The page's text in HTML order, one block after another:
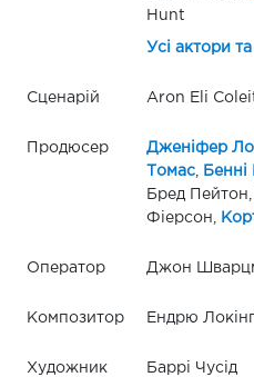
Hunt
Усі актори
Сценарій Aron Eli
Продюсер Дженіфер
Томас, Бенні
Бред
Фіерсон,
Оператор Джон
Композитор Ендрю
Художник Баррі Чусід